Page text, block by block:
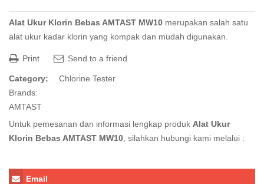
Alat Ukur Klorin Bebas AMTAST MW10 merupakan salah satu
alat ukur kadar klorin yang kompak dan mudah digunakan.
Print Send to a friend
Category:
Chlorine Tester
Brands:
AMTAST
Untuk pemesanan dan informasi lengkap produk Alat Ukur
Klorin Bebas AMTAST MW10 , silahkan hubungi kami melalui :
Email